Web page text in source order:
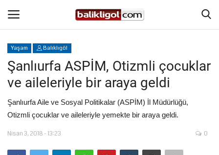
Giriş Yap
Anasayfa
Köşe Yazıları
Magazin
Yaşam Balıklıgöl
Şanlıurfa ASPİM, Otizmli çocuklar
ve aileleriyle bir araya geldi
Şanlıurfa Aile ve Sosyal Politikalar (ASPİM) İl Müdürlüğü,
Otizmli çocuklar ve aileleriyle yemekte bir araya geldi.
Nisan 3, 2018 - 13:23 0